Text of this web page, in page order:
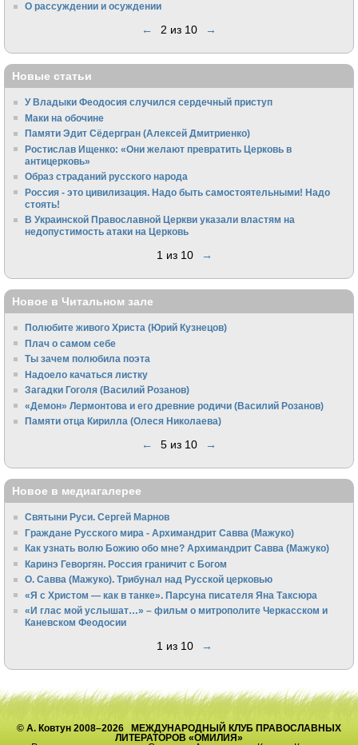
О рассуждении и осуждении
← 2 из 10 →
Новые статьи
У Владыки Феодосия случился сердечный приступ
Маки на обочине
Памяти Эдит Сёдергран (Алексей Дмитриенко)
Ростислав Ищенко: «Они желают превратить Церковь в
антицерковь»
Образ страданий русского народа
Россия - это цивилизация. Надо быть самостоятельными! Надо
стоять!
В Украинской Православной Церкви указали властям на
недопустимость атаки на Церковь
1 из 10 →
Новое в Читальном зале
Полюбите живого Христа (Юрий Кузнецов)
Плач о самом себе
Ты зачем полюбила поэта
Надоело качаться листку
Загадки Гоголя (Василий Розанов)
«Демон» Лермонтова и его древние родичи (Василий Розанов)
Памяти отца Кирилла (Олеся Николаева)
← 5 из 10 →
Новое в медиагалерее
Святыни Руси. Сергей Марнов
Граждане Русского мира - Архимандрит Савва (Мажуко)
Как узнать волю Божию обо мне? Архимандрит Савва (Мажуко)
Каринэ Геворгян. Россия граничит с Богом
О. Савва (Мажуко). Трибунал над Русской церковью
«Я с Христом — как в танке». Парсуна писателя Яна Таксюра
«И глас мой услышат…» – фильм о митрополите Черкасском и
Каневском Феодосии
1 из 10 →
© А. Ковтун 2008–2026 МЕЖДУНАРОДНЫЙ КЛУБ ПРАВОСЛАВНЫХ
ЛИТЕРАТОРОВ «ОМИЛИЯ»